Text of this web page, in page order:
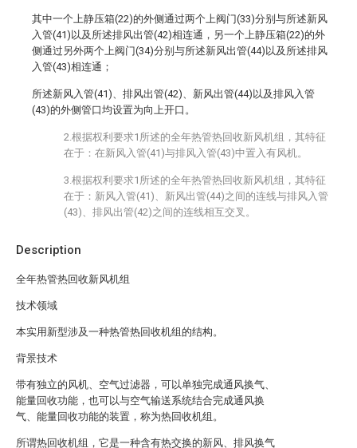
Description
全年热管热回收新风机组
技术领域
本实用新型涉及一种热管热回收机组的结构。
背景技术
带有独立的风机、空气过滤器，可以单独完成通风换气、
能量回收功能，也可以与空气输送系统结合完成通风换
气、能量回收功能的装置，称为热回收机组。
所谓热回收机组，它是一种含有热交换的新风、排风换气
其中一个上静压箱(22)的外侧通过两个上阀门(33)分别与所述新风
入管(41)以及所述排风出管(42)相连通，另一个上静压箱(22)的外
侧通过另外两个上阀门(34)分别与所述新风出管(44)以及所述排风
入管(43)相连通；
所述新风入管(41)、排风出管(42)、新风出管(44)以及排风入管
(43)的外侧管口均设置为向上开口。
2.根据权利要求1所述的全年热管热回收新风机组，其特征
在于：在新风入管(41)与排风入管(43)中置入有风机。
3.根据权利要求1所述的全年热管热回收新风机组，其特征
在于：新风入管(41)、新风出管(44)之间的连线与排风入管
(43)、排风出管(42)之间的连线相互交叉。